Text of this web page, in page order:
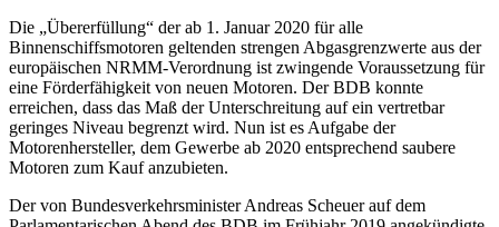
Die „Übererfüllung“ der ab 1. Januar 2020 für alle
Binnenschiffsmotoren geltenden strengen Abgasgrenzwerte aus der
europäischen NRMM-Verordnung ist zwingende Voraussetzung für
eine Förderfähigkeit von neuen Motoren. Der BDB konnte
erreichen, dass das Maß der Unterschreitung auf ein vertretbar
geringes Niveau begrenzt wird. Nun ist es Aufgabe der
Motorenhersteller, dem Gewerbe ab 2020 entsprechend saubere
Motoren zum Kauf anzubieten.
Der von Bundesverkehrsminister Andreas Scheuer auf dem